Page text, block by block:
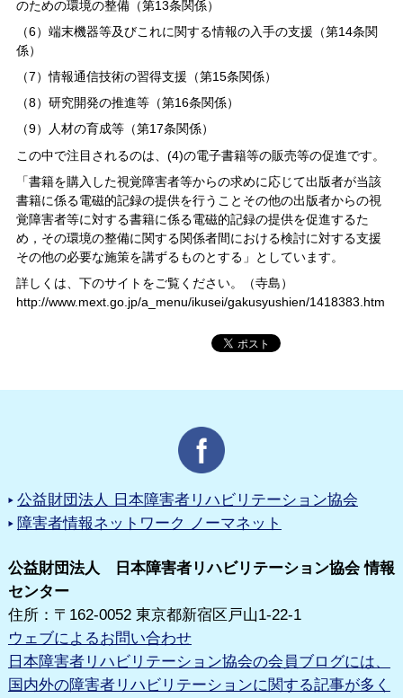
のための環境の整備（第13条関係）
（6）端末機器等及びこれに関する情報の入手の支援（第14条関
係）
（7）情報通信技術の習得支援（第15条関係）
（8）研究開発の推進等（第16条関係）
（9）人材の育成等（第17条関係）
この中で注目されるのは、(4)の電子書籍等の販売等の促進です。
「書籍を購入した視覚障害者等からの求めに応じて出版者が当該
書籍に係る電磁的記録の提供を行うことその他の出版者からの視
覚障害者等に対する書籍に係る電磁的記録の提供を促進するた
め，その環境の整備に関する関係者間における検討に対する支援
その他の必要な施策を講ずるものとする」としています。
詳しくは、下のサイトをご覧ください。（寺島）
http://www.mext.go.jp/a_menu/ikusei/gakusyushien/1418383.htm
公益財団法人 日本障害者リハビリテーション協会
障害者情報ネットワーク ノーマネット
公益財団法人 日本障害者リハビリテーション協会 情報
センター
住所：〒162-0052 東京都新宿区戸山1-22-1
ウェブによるお問い合わせ
日本障害者リハビリテーション協会の会員ブログには、
国内外の障害者リハビリテーションに関する記事が多く